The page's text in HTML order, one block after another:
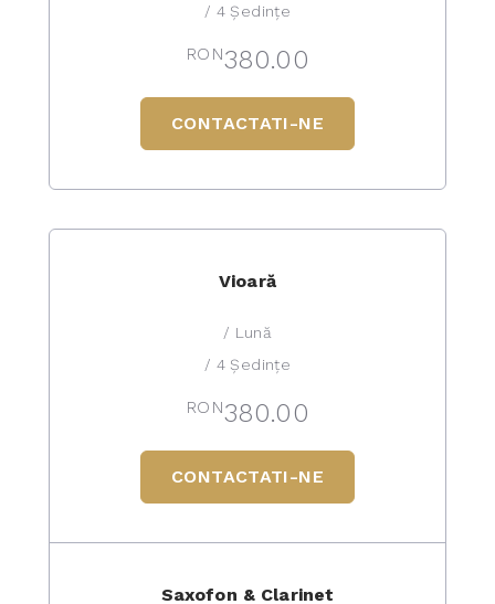
/ 4 Ședințe
RON380.00
CONTACTATI-NE
Vioară
/ Lună
/ 4 Ședințe
RON380.00
CONTACTATI-NE
Saxofon & Clarinet